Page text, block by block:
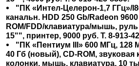
"ПК «Интел-Целерон-1,7 ГГц»/
канальн. HDD 250 Gb/Radeon
ROM/FDD/клавиатура/мышь,
15"", принтер, 9000 руб. Т. 8-913-
"ПК «Пентиум III» 600 МГц, 128
40 Гб (новый), CD-ROM,
колонки, мышь, клавиатура, 10